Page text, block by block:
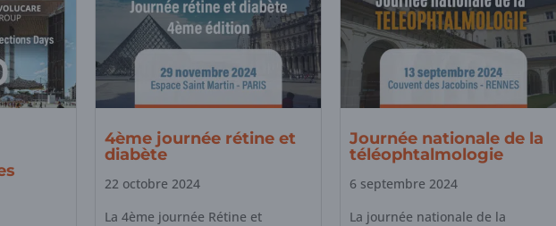
4ème journée rétine et
diabète
22 octobre 2024
La 4ème journée Rétine et
Journée nationale de la
téléophtalmologie
6 septembre 2024
La journée nationale de la